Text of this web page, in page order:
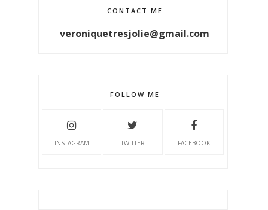
CONTACT ME
veroniquetresjolie@gmail.com
FOLLOW ME
INSTAGRAM TWITTER FACEBOOK